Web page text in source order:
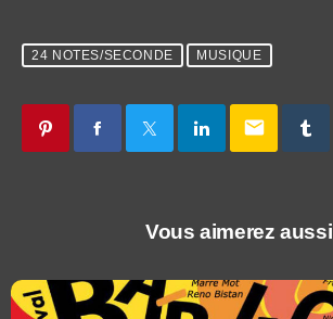
24 NOTES/SECONDE MUSIQUE
email
Vous aimerez aussi